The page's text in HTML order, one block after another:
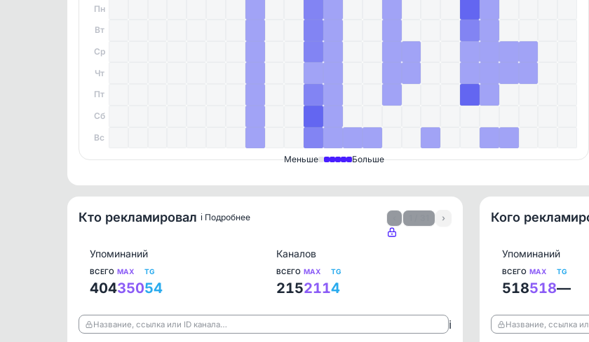
Пн
Вт
Ср
Чт
Пт
Сб
Вс
Меньше Больше
Кто рекламировал ℹ️ Подробнее ›
Упоминаний
ВСЕГО
404
MAX
350
TG
54
Каналов
ВСЕГО
215
MAX
211
TG
4
Название, ссылка или ID канала… ℹ️
Кого
Упоминаний
ВСЕГО
518
MAX
518
TG
—
Название, ссылка